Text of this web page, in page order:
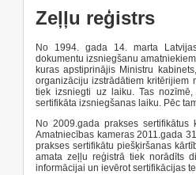
Zeļļu reģistrs
No 1994. gada 14. marta
dokumentu izsniegšanu
kuras apstiprinājis Ministru
organizāciju izstrādātiem kritērijiem
tiek izsniegti uz laiku. Tas
sertifikāta izsniegšanas laiku. Pēc
No 2009.gada prakses
Amatniecības kameras 2011.gada
prakses sertifikātu piešķiršanas
amata zeļļu reģistrā tiek norādīts
informācijai un ievērot sertifikācijas